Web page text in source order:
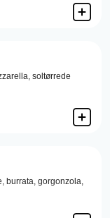
soltørrede
burrata, gorgonzola,